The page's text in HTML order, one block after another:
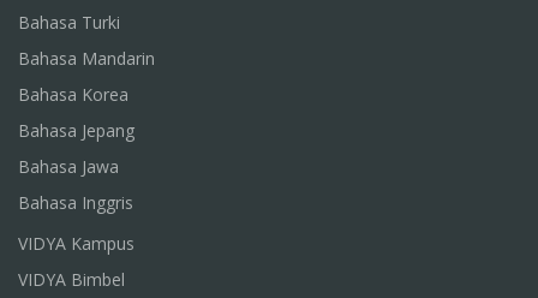
Bahasa Turki
Bahasa Mandarin
Bahasa Korea
Bahasa Jepang
Bahasa Jawa
Bahasa Inggris
VIDYA Kampus
VIDYA Bimbel